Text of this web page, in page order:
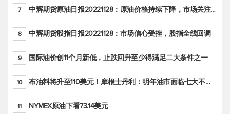
7 中辉期货原油日报20221128：原油价格持续下降，市场关注OPEC+新一轮产能政策
8 中辉期货股指日报20221128：市场信心受挫，股指全线回调
9 国际油价创11个月新低，止跌回升至少得满足二大条件之一
10 布油料将升至110美元！摩根士丹利：明年油市面临七大不确定性
11 NYMEX原油下看73.14美元